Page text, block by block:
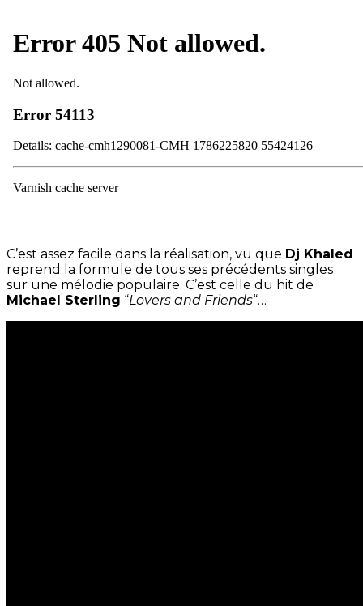
C’est assez facile dans la réalisation, vu que Dj Khaled
reprend la formule de tous ses précédents singles
sur une mélodie populaire. C’est celle du hit de
Michael Sterling “Lovers and Friends“…